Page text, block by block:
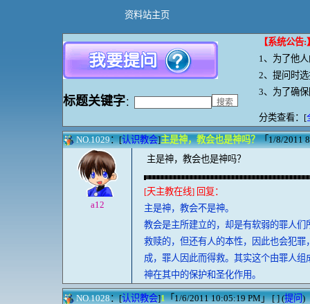
资料站主页
【系统公告:
1、 为了他
2、提问时
3、为了确
分类查看：[
标题关键字：
NO.1029：[认识教会]主是神，教会也是神吗？「1/8/2011
a12
主是神，教会也是神吗？
[天主教在线] 回复：
主是神，教会不是神。
教会是主所建立的，却是有软弱的罪人
救赎的，但还有人的本性，因此也会犯
成，罪人因此而得救。其实这个由罪人
神在其中的保护和圣化作用。
NO.1028：[认识教会]1「1/6/2011 10:05:19 PM」 [ ] (提问)